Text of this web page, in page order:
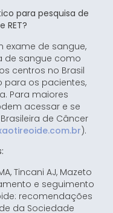
para pesquisa de
RET?
exame de sangue,
de sangue como
centros no Brasil
para os pacientes,
Para maiores
acessar e se
de Câncer
).
Tincani AJ, Mazeto
e seguimento
recomendações
da Sociedade